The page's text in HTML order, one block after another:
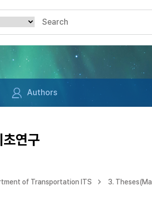
Authors
연구
of Transportation ITS 3.